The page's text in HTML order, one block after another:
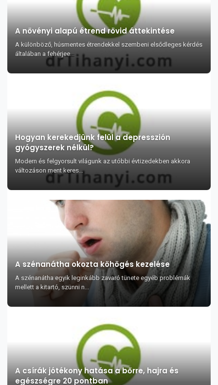
A növényi alapú étrend rövid áttekintése
A különböző, húsmentes étrendekkel szembeni elsődleges kérdés
általában a fehérjee...
Hogyan kerekedjünk felül a depresszión
gyógyszerek nélkül?
Modern és felgyorsult világunk az utóbbi évtizedekben akkora
változáson ment keres...
A szénanátha okozta köhögés kezelése
A szénanátha egyik leginkább zavaró tünete egyéb problémák
mellett a kitartó, szünni n...
A csírák jótékony hatása a bőrre, hajra és
egészségre 20 pontban